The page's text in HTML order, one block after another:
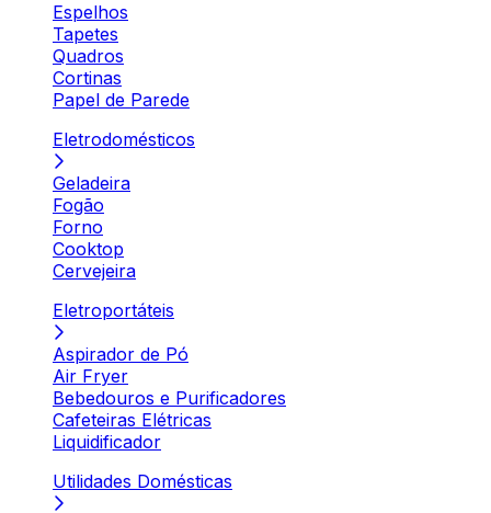
Espelhos
Tapetes
Quadros
Cortinas
Papel de Parede
Eletrodomésticos
Geladeira
Fogão
Forno
Cooktop
Cervejeira
Eletroportáteis
Aspirador de Pó
Air Fryer
Bebedouros e Purificadores
Cafeteiras Elétricas
Liquidificador
Utilidades Domésticas